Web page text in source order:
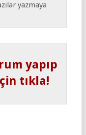
yazmaya
yapıp
tıkla!